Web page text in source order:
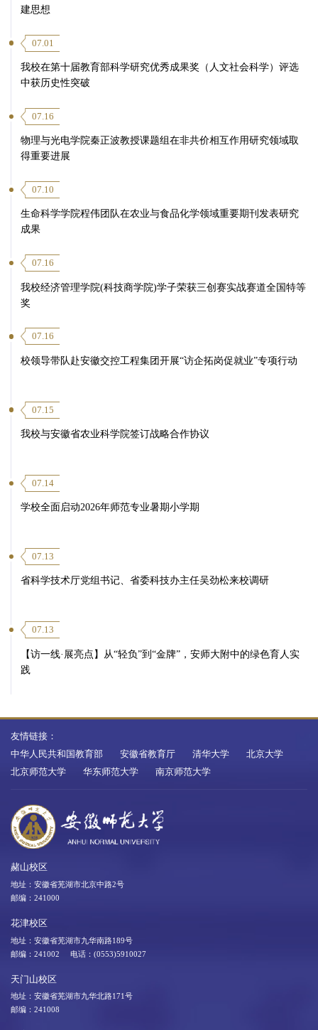
建思想
07.01
我校在第十届教育部科学研究优秀成果奖（人文社会科学）评选
中获历史性突破
07.16
物理与光电学院秦正波教授课题组在非共价相互作用研究领域取
得重要进展
07.10
生命科学学院程伟团队在农业与食品化学领域重要期刊发表研究
成果
07.16
我校经济管理学院(科技商学院)学子荣获三创赛实战赛道全国特等
奖
07.16
校领导带队赴安徽交控工程集团开展“访企拓岗促就业”专项行动
07.15
我校与安徽省农业科学院签订战略合作协议
07.14
学校全面启动2026年师范专业暑期小学期
07.13
省科学技术厅党组书记、省委科技办主任吴劲松来校调研
07.13
【访一线·展亮点】从“轻负”到“金牌”，安师大附中的绿色育人实
践
友情链接：
中华人民共和国教育部
安徽省教育厅 清华大学
北京大学
北京师范大学
华东师范大学 南京师范大学
赭山校区
地址：安徽省芜湖市北京中路2号
邮编：241000
花津校区
地址：安徽省芜湖市九华南路189号
邮编：241002 电话：(0553)5910027
天门山校区
地址：安徽省芜湖市九华北路171号
邮编：241008